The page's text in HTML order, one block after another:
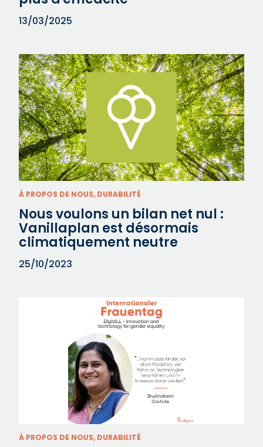
13/03/2025
À PROPOS DE NOUS, DURABILITÉ
Nous voulons un bilan net nul :
Vanillaplan est désormais
climatiquement neutre
25/10/2023
À PROPOS DE NOUS, DURABILITÉ